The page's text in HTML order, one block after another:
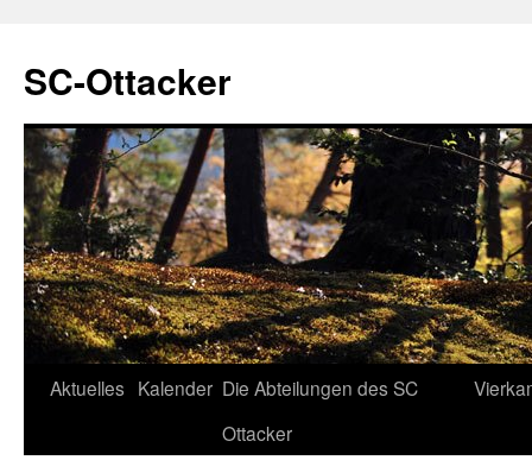
SC-Ottacker
Zum
Aktuelles Kalender Die Abteilungen des SC
Ottacker